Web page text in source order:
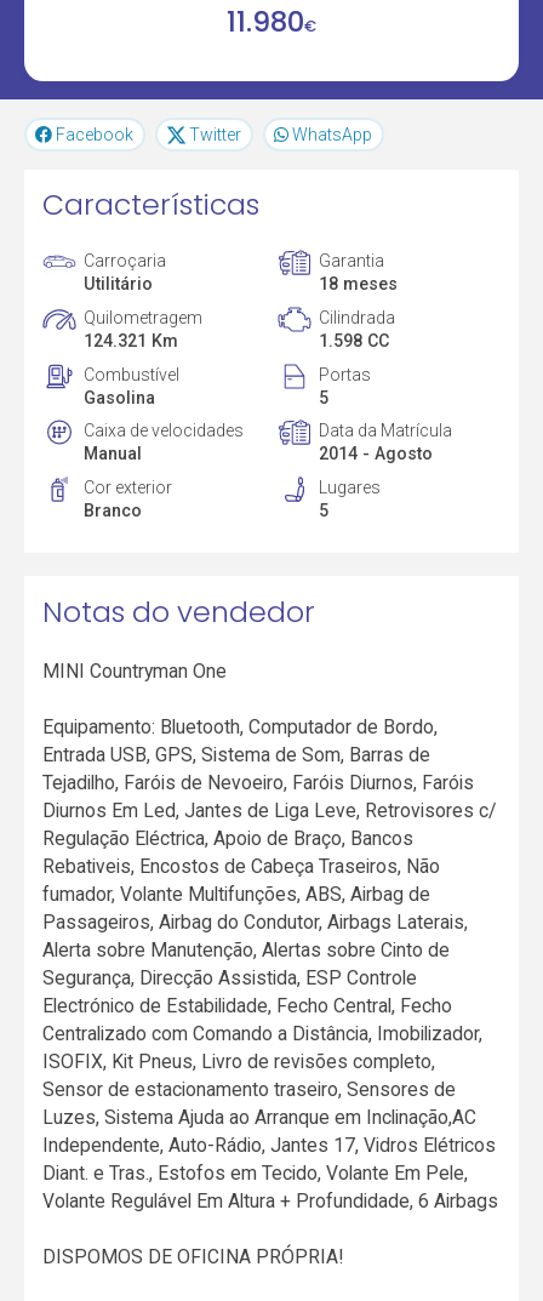
11.980€
Facebook Twitter WhatsApp
Características
Carroçaria
Utilitário
Garantia
18 meses
Quilometragem
124.321 Km
Cilindrada
1.598 CC
Combustível
Gasolina
Portas
5
Caixa de velocidades
Manual
Data da Matrícula
2014 - Agosto
Cor exterior
Branco
Lugares
5
Notas do vendedor
MINI Countryman One
Equipamento: Bluetooth, Computador de Bordo,
Entrada USB, GPS, Sistema de Som, Barras de
Tejadilho, Faróis de Nevoeiro, Faróis Diurnos, Faróis
Diurnos Em Led, Jantes de Liga Leve, Retrovisores c/
Regulação Eléctrica, Apoio de Braço, Bancos
Rebativeis, Encostos de Cabeça Traseiros, Não
fumador, Volante Multifunções, ABS, Airbag de
Passageiros, Airbag do Condutor, Airbags Laterais,
Alerta sobre Manutenção, Alertas sobre Cinto de
Segurança, Direcção Assistida, ESP Controle
Electrónico de Estabilidade, Fecho Central, Fecho
Centralizado com Comando a Distância, Imobilizador,
ISOFIX, Kit Pneus, Livro de revisões completo,
Sensor de estacionamento traseiro, Sensores de
Luzes, Sistema Ajuda ao Arranque em Inclinação,AC
Independente, Auto-Rádio, Jantes 17, Vidros Elétricos
Diant. e Tras., Estofos em Tecido, Volante Em Pele,
Volante Regulável Em Altura + Profundidade, 6 Airbags
DISPOMOS DE OFICINA PRÓPRIA!